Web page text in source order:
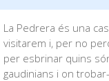
La Pedrera és una
visitarem i, per no
per esbrinar quins
gaudinians i on